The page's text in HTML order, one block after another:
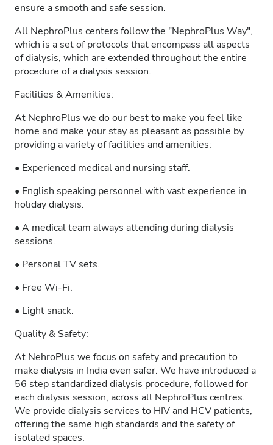
ensure a smooth and safe session.
All NephroPlus centers follow the "NephroPlus Way",
which is a set of protocols that encompass all aspects
of dialysis, which are extended throughout the entire
procedure of a dialysis session.
Facilities & Amenities:
At NephroPlus we do our best to make you feel like
home and make your stay as pleasant as possible by
providing a variety of facilities and amenities:
• Experienced medical and nursing staff.
• English speaking personnel with vast experience in
holiday dialysis.
• A medical team always attending during dialysis
sessions.
• Personal TV sets.
• Free Wi-Fi.
• Light snack.
Quality & Safety:
At NehroPlus we focus on safety and precaution to
make dialysis in India even safer. We have introduced a
56 step standardized dialysis procedure, followed for
each dialysis session, across all NephroPlus centres.
We provide dialysis services to HIV and HCV patients,
offering the same high standards and the safety of
isolated spaces.